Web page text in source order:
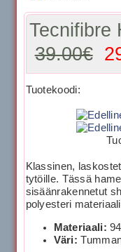
Tecnifibre
39.00€
Tuotekoodi:
Klassinen,
tytöille. Tässä
sisäänrakennetut
polyesteri
Materiaali:
Väri: